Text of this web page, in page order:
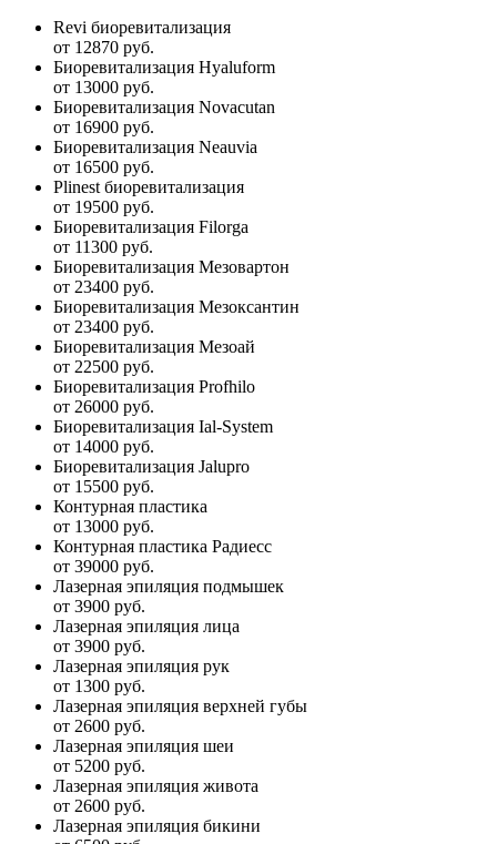
Revi биоревитализация
от 12870 руб.
Биоревитализация Hyaluform
от 13000 руб.
Биоревитализация Novacutan
от 16900 руб.
Биоревитализация Neauvia
от 16500 руб.
Plinest биоревитализация
от 19500 руб.
Биоревитализация Filorga
от 11300 руб.
Биоревитализация Мезовартон
от 23400 руб.
Биоревитализация Мезоксантин
от 23400 руб.
Биоревитализация Мезоай
от 22500 руб.
Биоревитализация Profhilo
от 26000 руб.
Биоревитализация Ial-System
от 14000 руб.
Биоревитализация Jalupro
от 15500 руб.
Контурная пластика
от 13000 руб.
Контурная пластика Радиесс
от 39000 руб.
Лазерная эпиляция подмышек
от 3900 руб.
Лазерная эпиляция лица
от 3900 руб.
Лазерная эпиляция рук
от 1300 руб.
Лазерная эпиляция верхней губы
от 2600 руб.
Лазерная эпиляция шеи
от 5200 руб.
Лазерная эпиляция живота
от 2600 руб.
Лазерная эпиляция бикини